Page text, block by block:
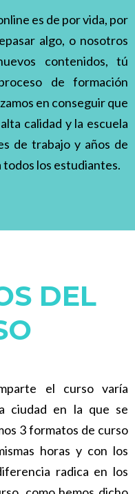
es de por vida, por
algo, o nosotros
contenidos, tú
de formación
en conseguir que
calidad y la escuela
de trabajo y años de
todos los estudiantes.
DEL
el curso varía
ciudad en la que se
3 formatos de curso
horas y con los
radica en los